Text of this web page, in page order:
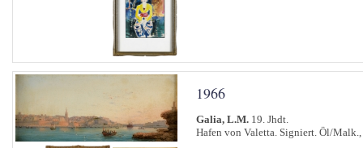
1966
Galia, L.M. 19. Jhdt.
Hafen von Valetta. Signiert. Öl/